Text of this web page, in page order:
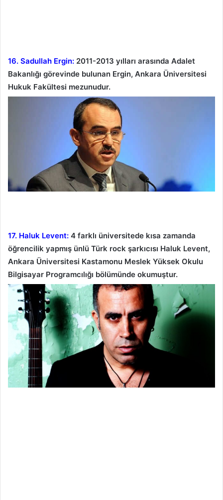
16. Sadullah Ergin: 2011-2013 yılları arasında Adalet
Bakanlığı görevinde bulunan Ergin, Ankara Üniversitesi
Hukuk Fakültesi mezunudur.
17. Haluk Levent: 4 farklı üniversitede kısa zamanda
öğrencilik yapmış ünlü Türk rock şarkıcısı Haluk Levent,
Ankara Üniversitesi Kastamonu Meslek Yüksek Okulu
Bilgisayar Programcılığı bölümünde okumuştur.